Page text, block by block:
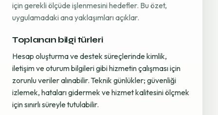
için gerekli ölçüde işlenmesini hedefler. Bu özet,
uygulamadaki ana yaklaşımları açıklar.
Toplanan bilgi türleri
Hesap oluşturma ve destek süreçlerinde kimlik,
iletişim ve oturum bilgileri gibi hizmetin çalışması için
zorunlu veriler alınabilir. Teknik günlükler; güvenliği
izlemek, hataları gidermek ve hizmet kalitesini ölçmek
için sınırlı süreyle tutulabilir.